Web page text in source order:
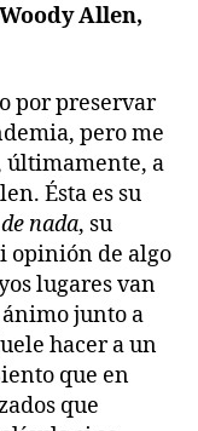
Allen,
por preservar
pero me
últimamente, a
Ésta es su
nada, su
opinión de algo
lugares van
junto a
hacer a un
que en
que